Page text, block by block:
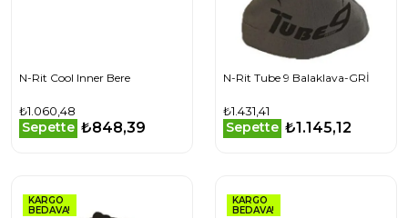
N-Rit Cool Inner Bere
₺1.060,48
Sepette ₺848,39
N-Rit Tube 9 Balaklava-GRİ
₺1.431,41
Sepette ₺1.145,12
KARGO
BEDAVA!
KARGO
BEDAVA!